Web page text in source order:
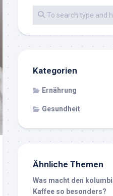
Kategorien
Ernährung
Gesundheit
Ähnliche Themen
Was macht den
Kaffee so besonders?